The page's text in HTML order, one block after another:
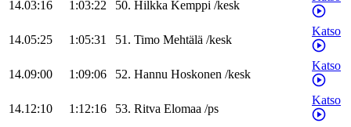
14.03:16 1:03:22 50. Hilkka Kemppi /kesk
14.05:25 1:05:31 51. Timo Mehtälä /kesk
Katso
14.09:00 1:09:06 52. Hannu Hoskonen /kesk
Katso
14.12:10 1:12:16 53. Ritva Elomaa /ps
Katso